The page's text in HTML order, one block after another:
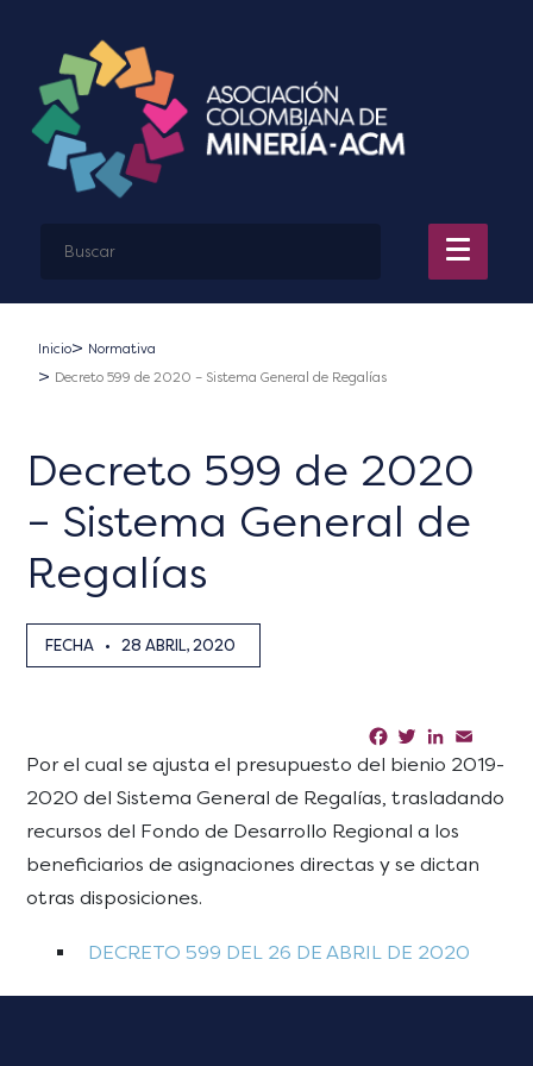
Inicio
Normativa
Decreto 599 de 2020 – Sistema General de Regalías
Decreto 599 de 2020
– Sistema General de
Regalías
FECHA • 28 ABRIL, 2020
Facebook
TwitterLinkedIn
Por el cual se ajusta el presupuesto del bienio 2019-
2020 del Sistema General de Regalías, trasladando
recursos del Fondo de Desarrollo Regional a los
beneficiarios de asignaciones directas y se dictan
otras disposiciones.
DECRETO 599 DEL 26 DE ABRIL DE 2020